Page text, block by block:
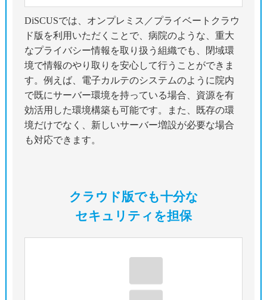
DiSCUSでは、オンプレミス／プライベートクラウ
ド版を利用いただくことで、病院のような、重大
なプライバシー情報を取り扱う組織でも、閉域環
境で情報のやり取りを安心して行うことができま
す。例えば、電子カルテのシステムのように院内
で既にサーバー環境を持っている場合、資源を有
効活用した環境構築も可能です。また、既存の環
境だけでなく、新しいサーバー増設が必要な場合
も対応できます。
クラウド版でも十分な
セキュリティを担保